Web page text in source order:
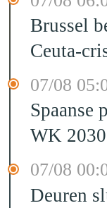
Brussel
Ceuta-
07/08
Spaanse
WK
07/08
Deuren